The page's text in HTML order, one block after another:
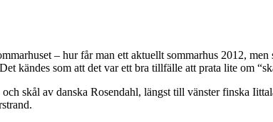
– hur får man ett aktuellt sommarhus 2012, men
kändes som att det var ett bra tillfälle att prata lite om
skål av danska Rosendahl, längst till vänster finska